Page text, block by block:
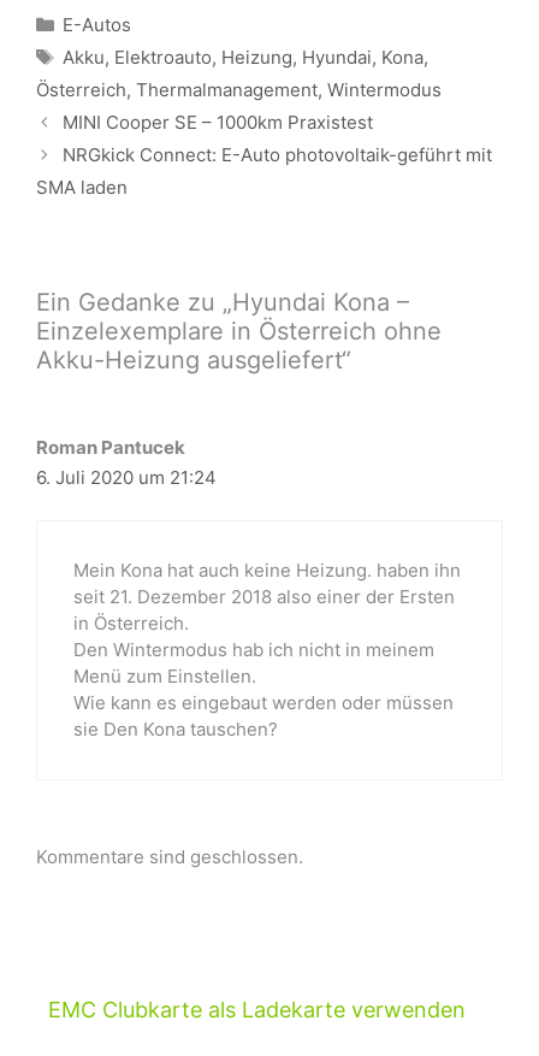
Kategorien
E-Autos
Schlagwörter
Akku, Elektroauto, Heizung, Hyundai, Kona,
Österreich, Thermalmanagement, Wintermodus
Beitrags-
Navigation
MINI Cooper SE – 1000km Praxistest
NRGkick Connect: E-Auto photovoltaik-geführt mit
SMA laden
Ein Gedanke zu „Hyundai Kona –
Einzelexemplare in Österreich ohne
Akku-Heizung ausgeliefert“
Roman Pantucek
6. Juli 2020 um 21:24
Mein Kona hat auch keine Heizung. haben ihn
seit 21. Dezember 2018 also einer der Ersten
in Österreich.
Den Wintermodus hab ich nicht in meinem
Menü zum Einstellen.
Wie kann es eingebaut werden oder müssen
sie Den Kona tauschen?
Kommentare sind geschlossen.
EMC Clubkarte als Ladekarte verwenden